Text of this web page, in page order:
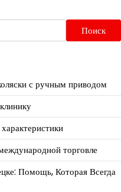
Поиск
с ручным приводом
торговле
Помощь, Которая Всегда